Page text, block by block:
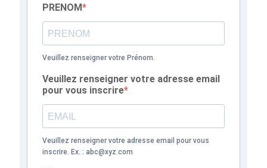
PRENOM
Veuillez renseigner votre Prénom.
Veuillez renseigner votre adresse email
pour vous inscrire
Veuillez renseigner votre adresse email pour vous
inscrire. Ex. : abc@xyz.com